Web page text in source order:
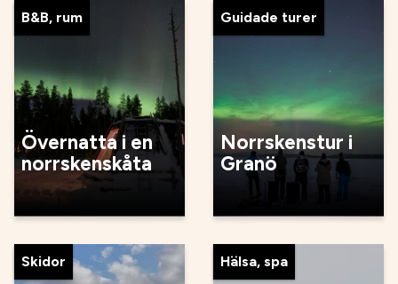
B&B, rum
Övernatta i en
norrskenskåta
Guidade turer
Norrskenstur i
Granö
Skidor Hälsa, spa